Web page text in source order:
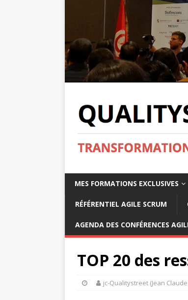
MES FORMATIONS EXCLUSIVES
RÉFÉRENTIEL AGILE SCRUM
AGENDA DES CONFÉRENCES
TOP 20 des
jc-Qualitystreet (Jean